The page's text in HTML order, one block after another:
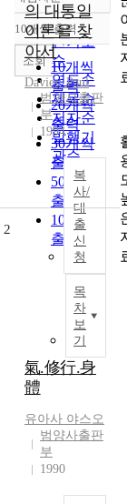
정확도
순
인기도
순
연도순
제목순
저자순
발행기
관순
내림차순
10개씩 출력
10개씩
출력
20개씩
출력
30개씩
출력
50개씩
출력
100개씩
출력
조회
의 대통일
이론을 찾
아서
Davies, Paul
범양사출판
부
1994
복
사/
대
출
신
청
목
차
보
기
2
氣.修行.身
體
유아사 야스오
범양사출판
부
1990